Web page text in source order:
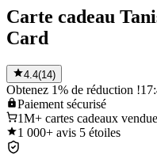
Carte cadeau
Card
4.4(14)
Obtenez 1% de réduction !
Paiement sécurisé
1M+ cartes cadeaux
1 000+ avis 5 étoiles